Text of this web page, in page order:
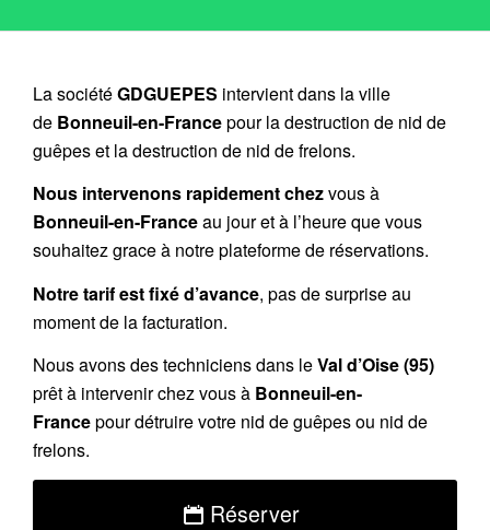
La sociétéGDGUEPES intervient dans la ville
de Bonneuil-en-Francepour la destruction de nid de
guêpes et la destruction de nid de frelons.
Nous intervenons rapidement chezvous à
Bonneuil-en-Franceau jour et à l’heure que vous
souhaitez grace à notre plateforme de réservations.
Notre tarif est fixé d’avance, pas de surprise au
moment de la facturation.
Nous avons des techniciens dans leVal d’Oise (95)
prêt à intervenir chez vous à Bonneuil-en-
Francepour détruire votre nid de guêpes ou nid de
frelons.
Réserver